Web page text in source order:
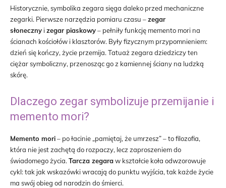
Historycznie, symbolika zegara sięga daleko przed mechaniczne
zegarki. Pierwsze narzędzia pomiaru czasu –zegar
słoneczny izegar piaskowy– pełniły funkcję memento mori na
ścianach kościołów i klasztorów. Były fizycznym przypomnieniem:
dzień się kończy, życie przemija. Tatuaż zegara dziedziczy ten
ciężar symboliczny, przenosząc go z kamiennej ściany na ludzką
skórę.
Dlaczego zegar symbolizuje przemijanie i
memento mori?
Memento mori– po łacinie „pamiętaj, że umrzesz” – to filozofia,
która nie jest zachętą do rozpaczy, lecz zaproszeniem do
świadomego życia.Tarcza zegaraw kształcie koła odwzorowuje
cykl: tak jak wskazówki wracają do punktu wyjścia, tak każde życie
ma swój obieg od narodzin do śmierci.